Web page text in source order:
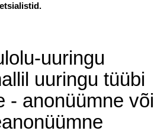
uuringu
uuringu tüübi
- anonüümne või